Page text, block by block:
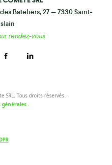
Bateliers, 27 — 7330 Saint-
rendez-vous
SRL. Tous droits réservés.
générales -